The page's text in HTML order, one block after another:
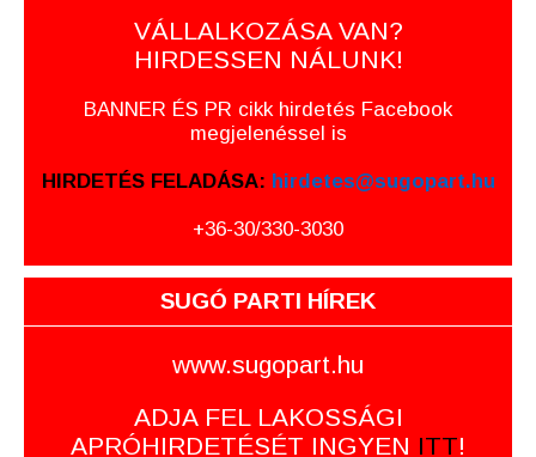
VÁLLALKOZÁSA VAN?
HIRDESSEN NÁLUNK!
BANNER ÉS PR cikk hirdetés Facebook
megjelenéssel is
HIRDETÉS FELADÁSA: hirdetes@sugopart.hu
+36-30/330-3030
SUGÓ PARTI HÍREK
www.sugopart.hu
ADJA FEL LAKOSSÁGI
APRÓHIRDETÉSÉT INGYEN ITT!